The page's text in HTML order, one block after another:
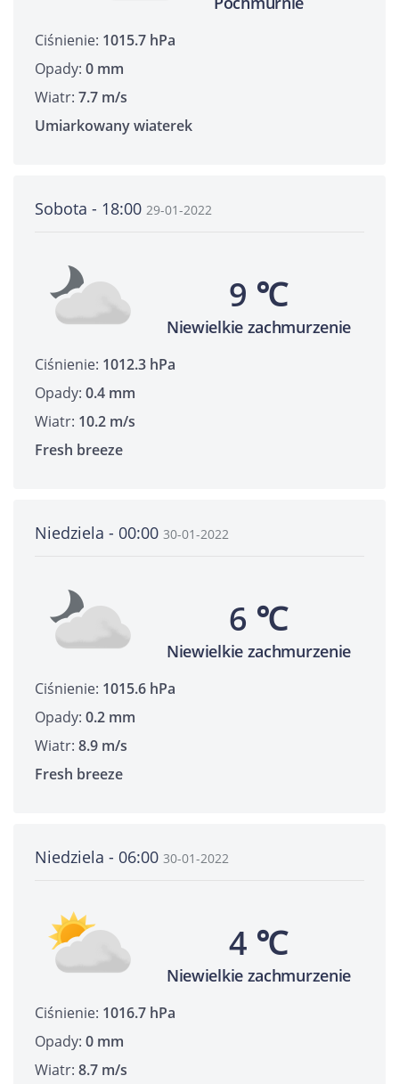
Ciśnienie: 1015.7 hPa
Opady: 0 mm
Wiatr: 7.7 m/s
Umiarkowany wiaterek
Sobota - 18:00 29-01-2022
9 ℃
Niewielkie zachmurzenie
Ciśnienie: 1012.3 hPa
Opady: 0.4 mm
Wiatr: 10.2 m/s
Fresh breeze
Niedziela - 00:00 30-01-2022
6 ℃
Niewielkie zachmurzenie
Ciśnienie: 1015.6 hPa
Opady: 0.2 mm
Wiatr: 8.9 m/s
Fresh breeze
Niedziela - 06:00 30-01-2022
4 ℃
Niewielkie zachmurzenie
Ciśnienie: 1016.7 hPa
Opady: 0 mm
Wiatr: 8.7 m/s